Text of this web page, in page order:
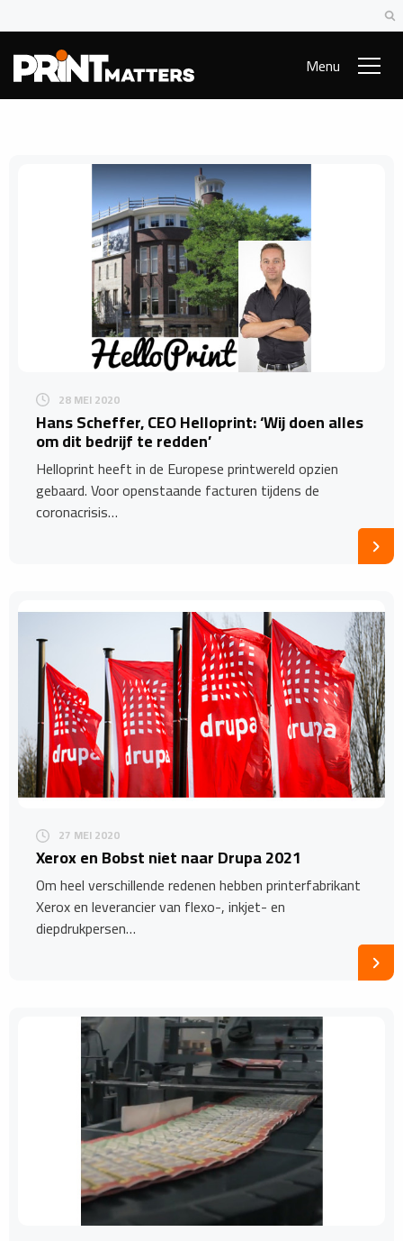
Menu
28 MEI 2020
Hans Scheffer, CEO Helloprint: ‘Wij doen alles
om dit bedrijf te redden’
Helloprint heeft in de Europese printwereld opzien
gebaard. Voor openstaande facturen tijdens de
coronacrisis…
27 MEI 2020
Xerox en Bobst niet naar Drupa 2021
Om heel verschillende redenen hebben printerfabrikant
Xerox en leverancier van flexo-, inkjet- en
diepdrukpersen…